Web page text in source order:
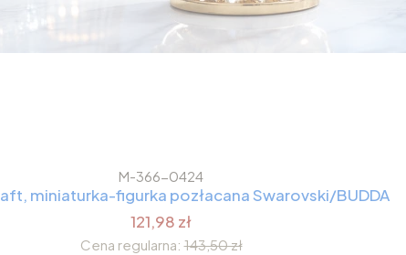
M-366-0424
miniaturka-figurka pozłacana Swarovski/BUDDA
121,98 zł
Cena regularna: 143,50 zł